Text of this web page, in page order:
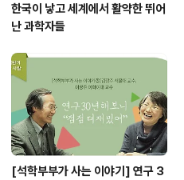
한국이 낳고 세계에서 활약한 뛰어
난 과학자들
[석학부부가 사는 이야기] 연구 3